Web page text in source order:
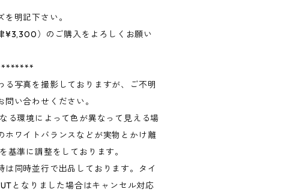
明記下さい。
¥3,300）のご購入をよろしくお願い
写真を撮影しておりますが、ご不明
い合わせください。
る環境によって色が異なって見える場
ホワイトバランスなどが実物とかけ離
基準に調整をしております。
同時並行で出品しております。タイ
となりました場合はキャンセル対応